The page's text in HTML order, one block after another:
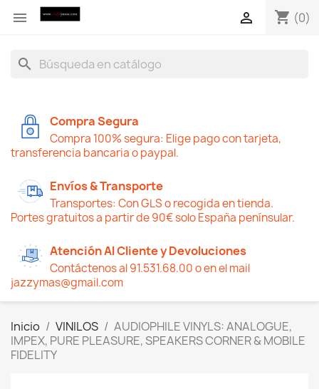
 shopping_cart (0)

search
Compra Segura
Compra 100% segura: Elige pago con tarjeta,
transferencia bancaria o paypal.
Envíos & Transporte
Transportes: Con GLS o recogida en tienda.
Portes gratuitos a partir de 90€ solo España penínsular.
Atención Al Cliente y Devoluciones
Contáctenos al 91.531.68.00 o en el mail
jazzymas@gmail.com
Inicio VINILOS
AUDIOPHILE VINYLS: ANALOGUE,
IMPEX, PURE PLEASURE, SPEAKERS CORNER & MOBILE
FIDELITY